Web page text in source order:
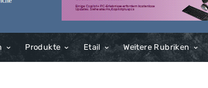
Produkte Etail Weitere Rubriken